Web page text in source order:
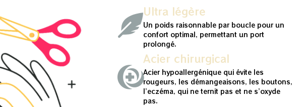
Ultra légère
Un poids raisonnable par boucle pour un
confort optimal, permettant un port
prolongé.
Acier chirurgical
Acier hypoallergénique qui évite les
rougeurs, les démangeaisons, les boutons,
l’eczéma, qui ne ternit pas et ne s’oxyde
pas.